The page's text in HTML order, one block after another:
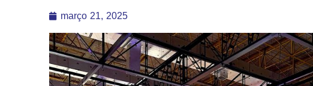
março 21, 2025